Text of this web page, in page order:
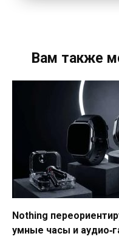
Вам также
Nothing
умные часы и